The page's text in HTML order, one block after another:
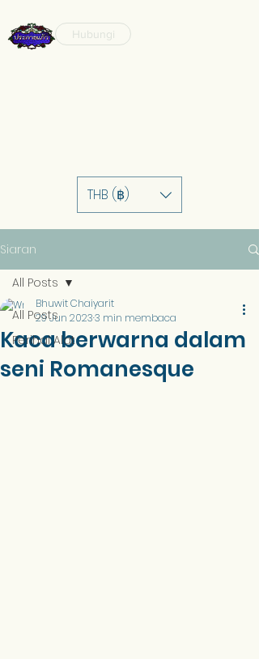
Hubungi
THB (฿)
Siaran
All Posts
Perihal Alat
All Posts
Kaca berwarna dalam
seni Romanesque
Bhuwit Chaiyarit
29 Jun 20233 min membaca